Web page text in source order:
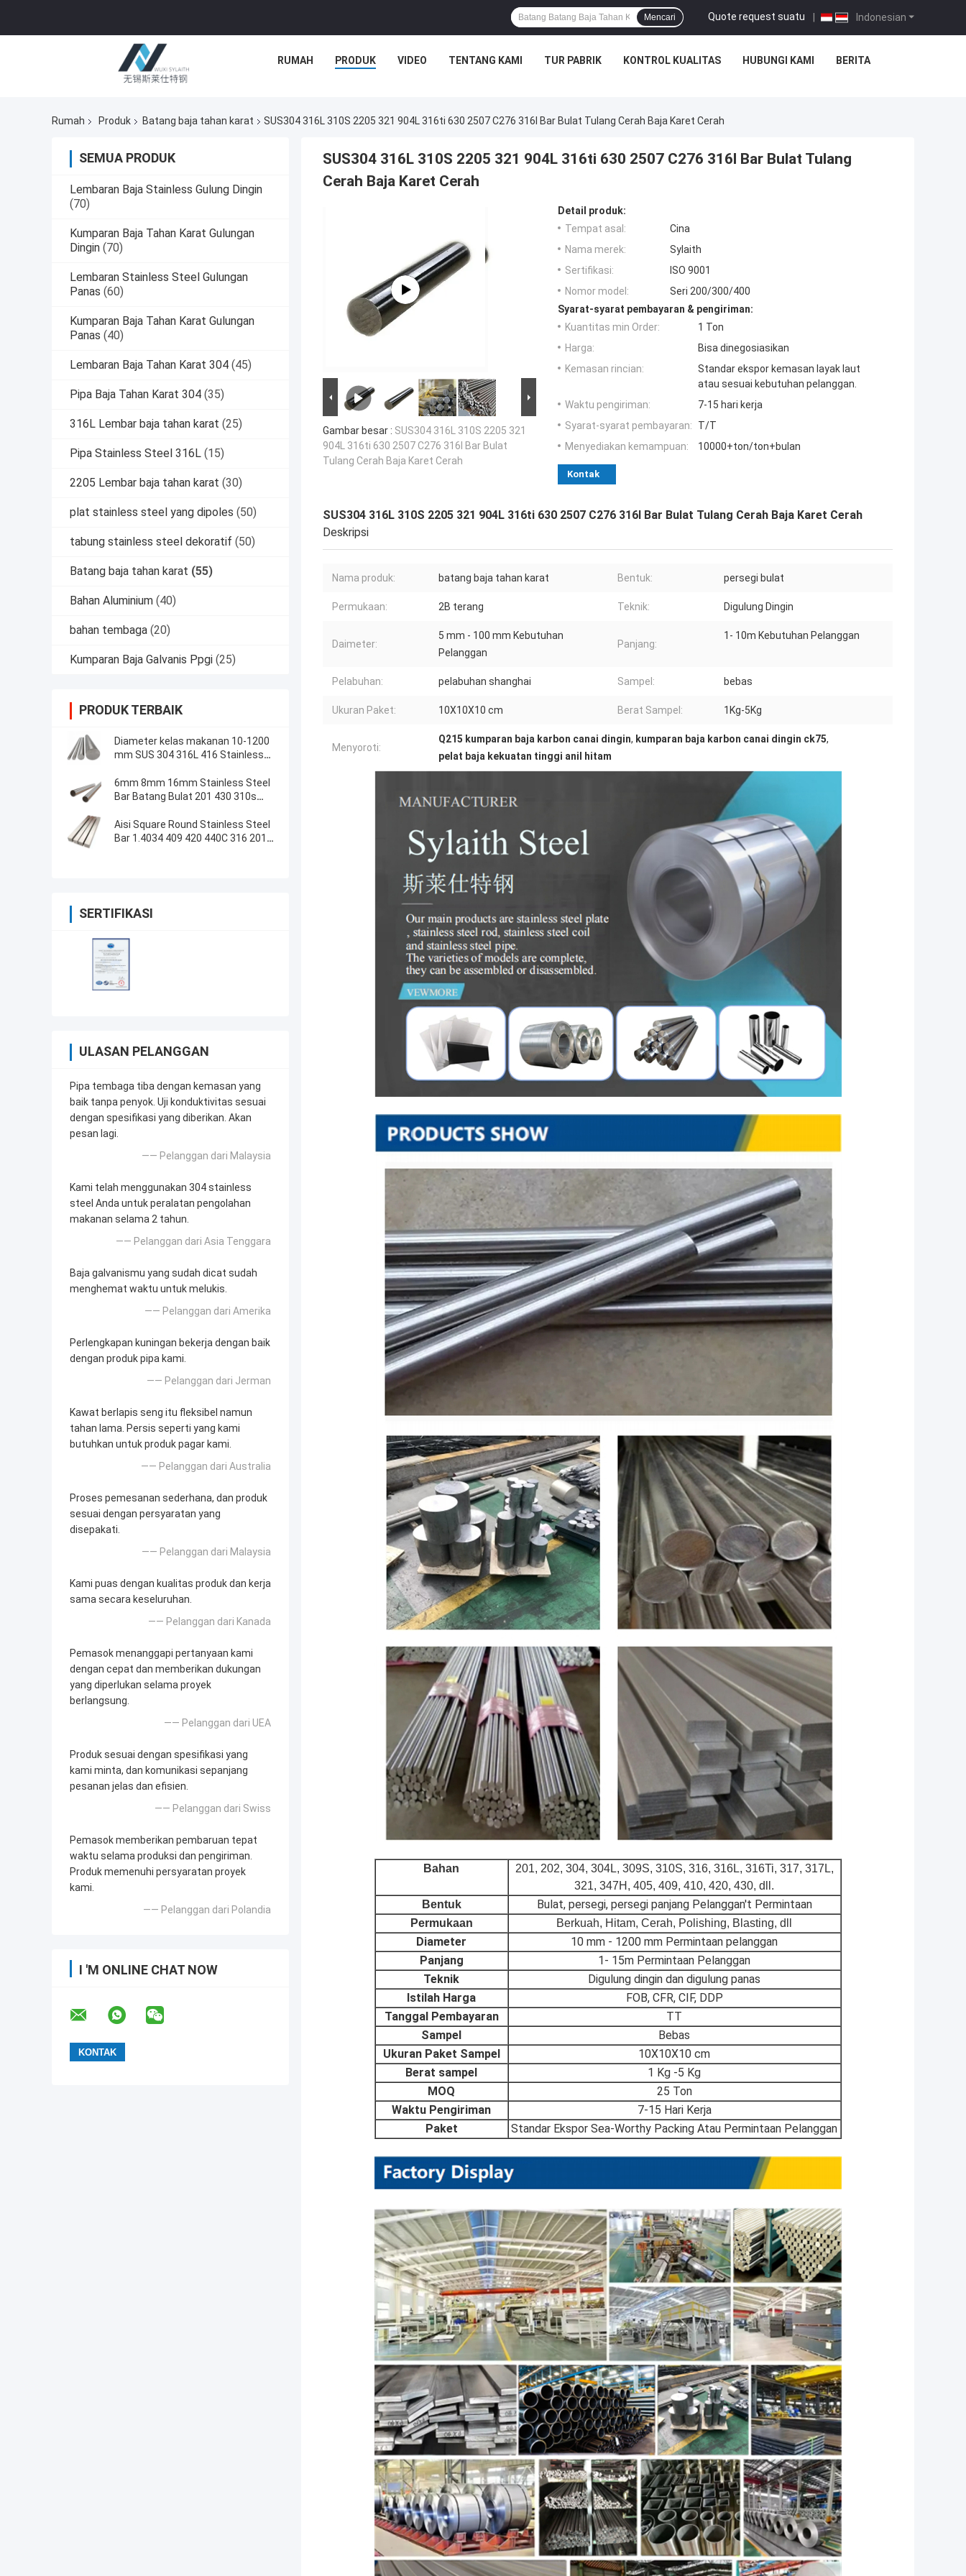
Indonesian
Quote request suatu |
Mencari
RUMAH PRODUK VIDEO TENTANG KAMI TUR PABRIK KONTROL KUALITAS HUBUNGI KAMI BERITA
Rumah Produk Batang baja tahan karat SUS304 316L 310S 2205 321 904L 316ti 630 2507 C276 316l Bar Bulat Tulang Cerah Baja Karet Cerah
SEMUA PRODUK
Lembaran Baja Stainless Gulung Dingin
(70)
Kumparan Baja Tahan Karat Gulungan
Dingin (70)
Lembaran Stainless Steel Gulungan
Panas (60)
Kumparan Baja Tahan Karat Gulungan
Panas (40)
Lembaran Baja Tahan Karat 304 (45)
Pipa Baja Tahan Karat 304 (35)
316L Lembar baja tahan karat (25)
Pipa Stainless Steel 316L (15)
2205 Lembar baja tahan karat (30)
plat stainless steel yang dipoles (50)
tabung stainless steel dekoratif (50)
Batang baja tahan karat (55)
Bahan Aluminium (40)
bahan tembaga (20)
Kumparan Baja Galvanis Ppgi (25)
PRODUK TERBAIK
Diameter kelas makanan 10-1200
mm SUS 304 316L 416 Stainless
6mm 8mm 16mm Stainless Steel
Bar Batang Bulat 201 430 310s
Aisi Square Round Stainless Steel
Bar 1.4034 409 420 440C 316 201
SERTIFIKASI
ULASAN PELANGGAN
Pipa tembaga tiba dengan kemasan yang
baik tanpa penyok. Uji konduktivitas sesuai
dengan spesifikasi yang diberikan. Akan
pesan lagi.
—— Pelanggan dari Malaysia
Kami telah menggunakan 304 stainless
steel Anda untuk peralatan pengolahan
makanan selama 2 tahun.
—— Pelanggan dari Asia Tenggara
Baja galvanismu yang sudah dicat sudah
menghemat waktu untuk melukis.
—— Pelanggan dari Amerika
Perlengkapan kuningan bekerja dengan baik
dengan produk pipa kami.
—— Pelanggan dari Jerman
Kawat berlapis seng itu fleksibel namun
tahan lama. Persis seperti yang kami
butuhkan untuk produk pagar kami.
—— Pelanggan dari Australia
Proses pemesanan sederhana, dan produk
sesuai dengan persyaratan yang
disepakati.
—— Pelanggan dari Malaysia
Kami puas dengan kualitas produk dan kerja
sama secara keseluruhan.
—— Pelanggan dari Kanada
Pemasok menanggapi pertanyaan kami
dengan cepat dan memberikan dukungan
yang diperlukan selama proyek
berlangsung.
—— Pelanggan dari UEA
Produk sesuai dengan spesifikasi yang
kami minta, dan komunikasi sepanjang
pesanan jelas dan efisien.
—— Pelanggan dari Swiss
Pemasok memberikan pembaruan tepat
waktu selama produksi dan pengiriman.
Produk memenuhi persyaratan proyek
kami.
—— Pelanggan dari Polandia
I 'M ONLINE CHAT NOW
SUS304 316L 310S 2205 321 904L 316ti 630 2507 C276 316l Bar Bulat Tulang
Cerah Baja Karet Cerah
Gambar besar : SUS304 316L 310S 2205 321
904L 316ti 630 2507 C276 316l Bar Bulat
Tulang Cerah Baja Karet Cerah
Detail produk:
Tempat asal:
Cina
Nama merek:
Sylaith
Sertifikasi:
ISO 9001
Nomor model:
Seri 200/300/400
Syarat-syarat pembayaran & pengiriman:
Kuantitas min Order:
1 Ton
Harga:
Bisa dinegosiasikan
Kemasan rincian:
Standar ekspor kemasan layak laut
atau sesuai kebutuhan pelanggan.
Waktu pengiriman:
7-15 hari kerja
Syarat-syarat pembayaran:
T/T
Menyediakan kemampuan:
10000+ton/ton+bulan
Kontak
SUS304 316L 310S 2205 321 904L 316ti 630 2507 C276 316l Bar Bulat Tulang Cerah Baja Karet Cerah
Deskripsi
Nama produk: batang baja tahan karat Bentuk: persegi bulat
Permukaan: 2B terang Teknik: Digulung Dingin
Daimeter:
5 mm - 100 mm Kebutuhan
Pelanggan
Panjang:
1- 10m Kebutuhan Pelanggan
Pelabuhan: pelabuhan shanghai Sampel: bebas
Ukuran Paket: 10X10X10 cm Berat Sampel: 1Kg-5Kg
Menyoroti:
Q215 kumparan baja karbon canai dingin, kumparan baja karbon canai dingin ck75,
pelat baja kekuatan tinggi anil hitam
Bahan
201, 202, 304, 304L, 309S, 310S, 316, 316L, 316Ti, 317, 317L,
321, 347H, 405, 409, 410, 420, 430, dll.
Bentuk
Bulat, persegi, persegi panjang Pelanggan't Permintaan
Permukaan Berkuah, Hitam, Cerah, Polishing, Blasting, dll
Diameter
10 mm - 1200 mm Permintaan pelanggan
Panjang
1- 15m Permintaan Pelanggan
Teknik
Digulung dingin dan digulung panas
Istilah Harga
FOB, CFR, CIF, DDP
Tanggal Pembayaran
TT
Sampel
Bebas
Ukuran Paket Sampel
10X10X10 cm
Berat sampel
1 Kg -5 Kg
MOQ
25 Ton
Waktu Pengiriman
7-15 Hari Kerja
Paket
Standar Ekspor Sea-Worthy Packing Atau Permintaan Pelanggan